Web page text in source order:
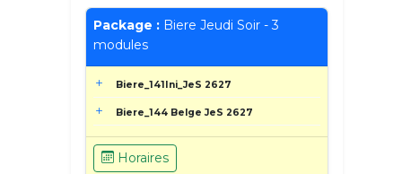
Package : Biere Jeudi Soir - 3
modules
Biere_141Ini_JeS 2627
Biere_144 Belge JeS 2627
Horaires